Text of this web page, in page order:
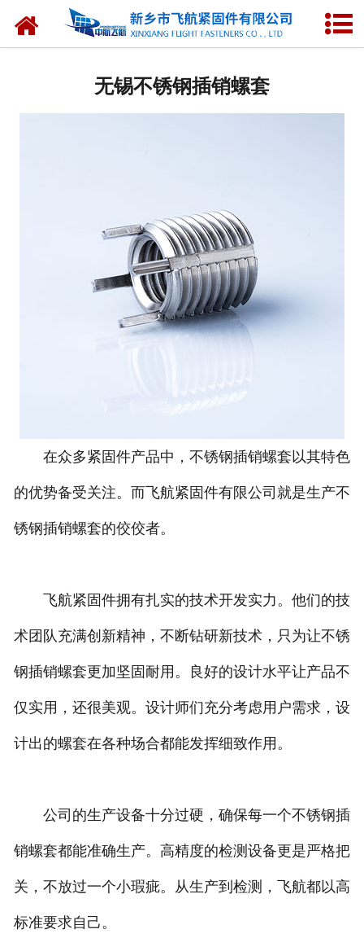
网站首页
无锡锁紧型螺套
无锡彩色螺套
无锡镀层螺套
无锡螺套工具
无锡不锈钢插销螺套
在众多紧固件产品中，不锈钢插销螺套以其特色
的优势备受关注。而飞航紧固件有限公司就是生产不
锈钢插销螺套的佼佼者。
飞航紧固件拥有扎实的技术开发实力。他们的技
术团队充满创新精神，不断钻研新技术，只为让不锈
钢插销螺套更加坚固耐用。良好的设计水平让产品不
仅实用，还很美观。设计师们充分考虑用户需求，设
计出的螺套在各种场合都能发挥细致作用。
公司的生产设备十分过硬，确保每一个不锈钢插
销螺套都能准确生产。高精度的检测设备更是严格把
关，不放过一个小瑕疵。从生产到检测，飞航都以高
标准要求自己。